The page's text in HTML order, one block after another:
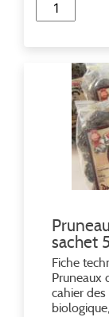
sachet
Fiche
Pruneaux
cahier